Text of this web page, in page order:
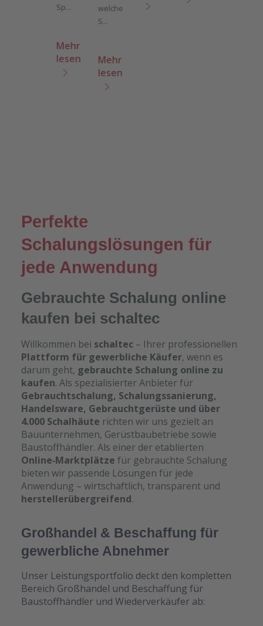
Sp...
Mehr
lesen
welche
S...
Mehr
lesen
Perfekte
Schalungslösungen für
jede Anwendung
Gebrauchte Schalung online
kaufen bei schaltec
Willkommen bei schaltec – Ihrer professionellen
Plattform für gewerbliche Käufer, wenn es
darum geht, gebrauchte Schalung online zu
kaufen. Als spezialisierter Anbieter für
Gebrauchtschalung, Schalungssanierung,
Handelsware, Gebrauchtgerüste und über
4.000 Schalhäute richten wir uns gezielt an
Bauunternehmen, Gerüstbaubetriebe sowie
Baustoffhändler. Als einer der etablierten
Online‑Marktplätze für gebrauchte Schalung
bieten wir passende Lösungen für jede
Anwendung – wirtschaftlich, transparent und
herstellerübergreifend.
Großhandel & Beschaffung für
gewerbliche Abnehmer
Unser Leistungsportfolio deckt den kompletten
Bereich Großhandel und Beschaffung für
Baustoffhändler und Wiederverkäufer ab: